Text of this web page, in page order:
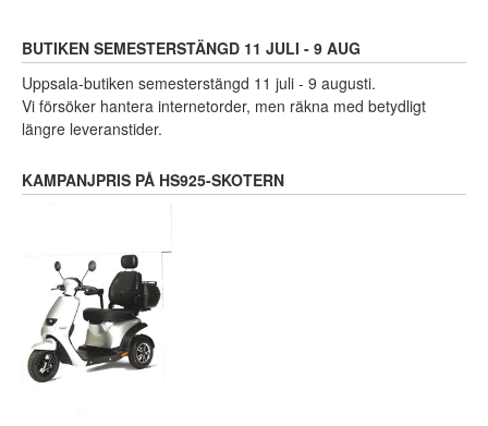
BUTIKEN SEMESTERSTÄNGD 11 JULI - 9 AUG
Uppsala-butiken semesterstängd 11 juli - 9 augusti.
Vi försöker hantera internetorder, men räkna med betydligt
längre leveranstider.
KAMPANJPRIS PÅ HS925-SKOTERN